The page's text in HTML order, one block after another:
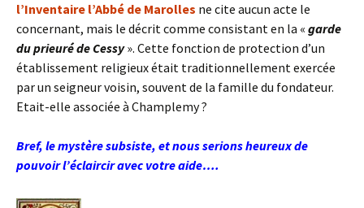
l’Inventaire l’Abbé de Marolles ne cite aucun acte le
concernant, mais le décrit comme consistant en la « garde
du prieuré de Cessy». Cette fonction de protection d’un
établissement religieux était traditionnellement exercée
par un seigneur voisin, souvent de la famille du fondateur.
Etait-elle associée à Champlemy ?
Bref, le mystère subsiste, et nous serions heureux de
pouvoir l’éclaircir avec votre aide….